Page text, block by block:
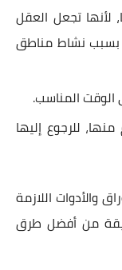
تجعل العقل
بسبب نشاط مناطق
المناسب.
للرجوع إليها
والأدوات اللازمة
من أفضل طرق